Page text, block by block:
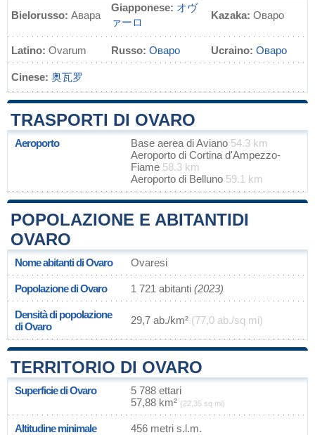
Bielorusso: Авара
Giapponese: オヴ
ァーロ
Kazaka: Оваро
Latino: Ovarum Russo: Оваро Ucraino: Оваро
Cinese: 奥瓦罗
TRASPORTI DI OVARO
Aeroporto Base aerea di Aviano 54.3 km
Aeroporto di Cortina d'Ampezzo-
Fiame 58.3 km
Aeroporto di Belluno 59.1 km
POPOLAZIONE E ABITANTIDI
OVARO
Nome abitanti di Ovaro Ovaresi
Popolazione di Ovaro 1 721 abitanti (2023)
Densità di popolazione
di Ovaro
29,7 ab./km² (77,0 ab./sq mi)
TERRITORIO DI OVARO
Superficie di Ovaro
5 788 ettari
57,88 km² (22,35 sq mi)
Altitudine minimale 456 metri s.l.m.